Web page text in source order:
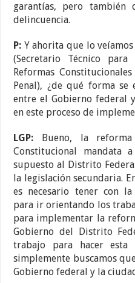
garantías, pero
delincuencia.
P: Y ahorita que lo
(Secretario Técnico
Reformas
Penal), ¿de qué forma
entre el Gobierno federal
en este proceso de
LGP: Bueno, la
Constitucional mandata
supuesto al Distrito
la legislación secundaria.
es necesario tener con la
para ir orientando los
para implementar la
Gobierno del Distrito
trabajo para hacer esta
simplemente buscamos
Gobierno federal y la